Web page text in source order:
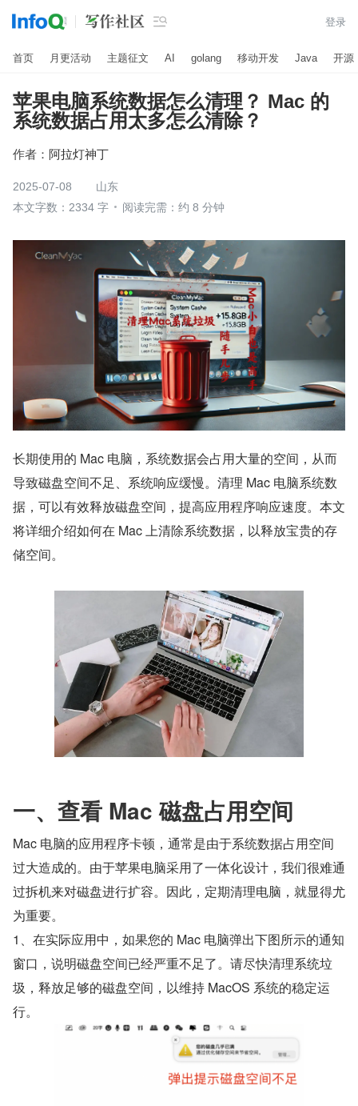
 登录
首页 月更活动 主题征文 AI golang 移动开发 Java 开源
苹果电脑系统数据怎么清理？ Mac 的
系统数据占用太多怎么清除？
作者： 阿拉灯神丁
2025-07-08
山东
本文字数：2334 字
阅读完需：约 8 分钟
长期使用的 Mac 电脑，系统数据会占用大量的空间，从而
导致磁盘空间不足、系统响应缓慢。清理 Mac 电脑系统数
据，可以有效释放磁盘空间，提高应用程序响应速度。本文
将详细介绍如何在 Mac 上清除系统数据，以释放宝贵的存
储空间。
一、查看 Mac 磁盘占用空间
Mac 电脑的应用程序卡顿，通常是由于系统数据占用空间
过大造成的。由于苹果电脑采用了一体化设计，我们很难通
过拆机来对磁盘进行扩容。因此，定期清理电脑，就显得尤
为重要。
1、在实际应用中，如果您的 Mac 电脑弹出下图所示的通知
窗口，说明磁盘空间已经严重不足了。请尽快清理系统垃
圾，释放足够的磁盘空间，以维持 MacOS 系统的稳定运
行。